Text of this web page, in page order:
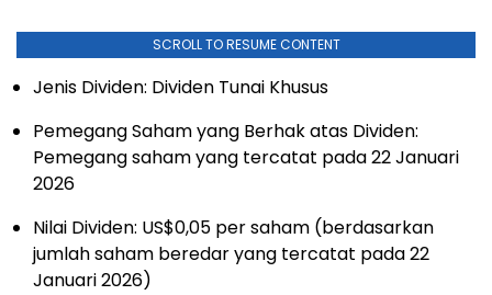
SCROLL TO RESUME CONTENT
Jenis Dividen: Dividen Tunai Khusus
Pemegang Saham yang Berhak atas Dividen:
Pemegang saham yang tercatat pada 22 Januari
2026
Nilai Dividen: US$0,05 per saham (berdasarkan
jumlah saham beredar yang tercatat pada 22
Januari 2026)